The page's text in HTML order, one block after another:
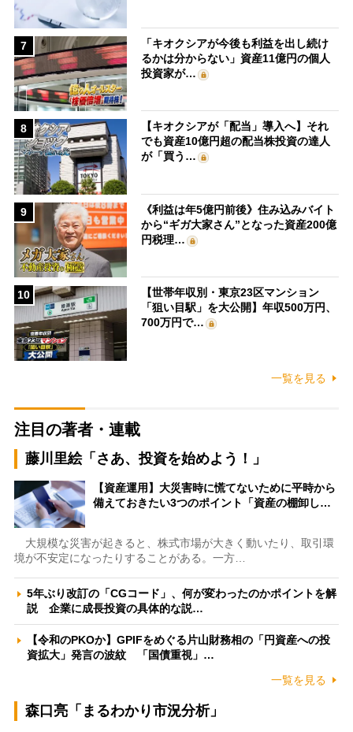
7
「キオクシアが今後も利益を出し続け
るかは分からない」資産11億円の個人
投資家が…
8
【キオクシアが「配当」導入へ】それ
でも資産10億円超の配当株投資の達人
が「買う…
9
《利益は年5億円前後》住み込みバイト
から“ギガ大家さん”となった資産200億
円税理…
10
【世帯年収別・東京23区マンション
「狙い目駅」を大公開】年収500万円、
700万円で…
一覧を見る
注目の著者・連載
藤川里絵「さあ、投資を始めよう！」
【資産運用】大災害時に慌てないために平時から
備えておきたい3つのポイント「資産の棚卸し…
大規模な災害が起きると、株式市場が大きく動いたり、取引環
境が不安定になったりすることがある。一方…
5年ぶり改訂の「CGコード」、何が変わったのかポイントを解
説 企業に成長投資の具体的な説…
【令和のPKOか】GPIFをめぐる片山財務相の「円資産への投
資拡大」発言の波紋 「国債重視」…
一覧を見る
森口亮「まるわかり市況分析」